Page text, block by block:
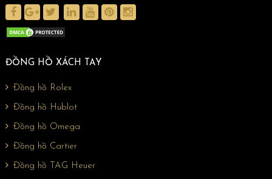
ĐỒNG HỒ XÁCH TAY
Đồng hồ Rolex
Đồng hồ Hublot
Đồng hồ Omega
Đồng hồ Cartier
Đồng hồ TAG Heuer